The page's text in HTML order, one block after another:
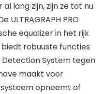
lang zijn, zijn ze tot nu
ULTRAGRAPH PRO
equalizer in het rijk
robuuste functies
Detection System tegen
maakt voor
opneemt of